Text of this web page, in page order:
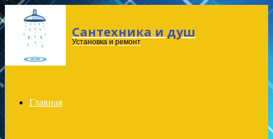
Menu Сантехника и душ
Установка и ремонт
Главная